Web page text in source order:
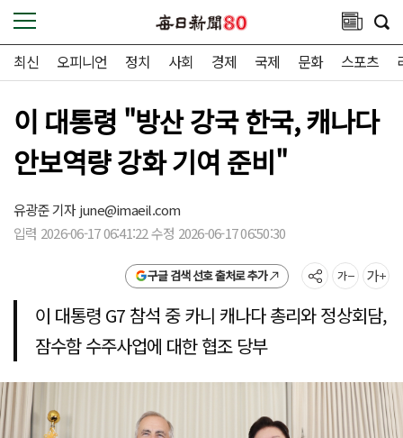
최신 오피니언 정치 사회 경제 국제 문화 스포츠
이 대통령 "방산 강국 한국, 캐나다
안보역량 강화 기여 준비"
유광준 기자june@imaeil.com
입력 2026-06-17 06:41:22 수정 2026-06-17 06:50:30
구글 검색 선호 출처로 추가
이 대통령 G7 참석 중 카니 캐나다 총리와 정상회담,
잠수함 수주사업에 대한 협조 당부